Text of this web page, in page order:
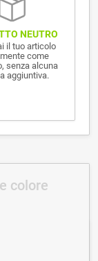
NEUTRO
il tuo articolo
come
senza alcuna
aggiuntiva.
colore